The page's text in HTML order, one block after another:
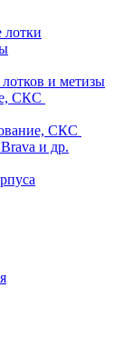
лотки
и метизы
СКС
СКС
и др.